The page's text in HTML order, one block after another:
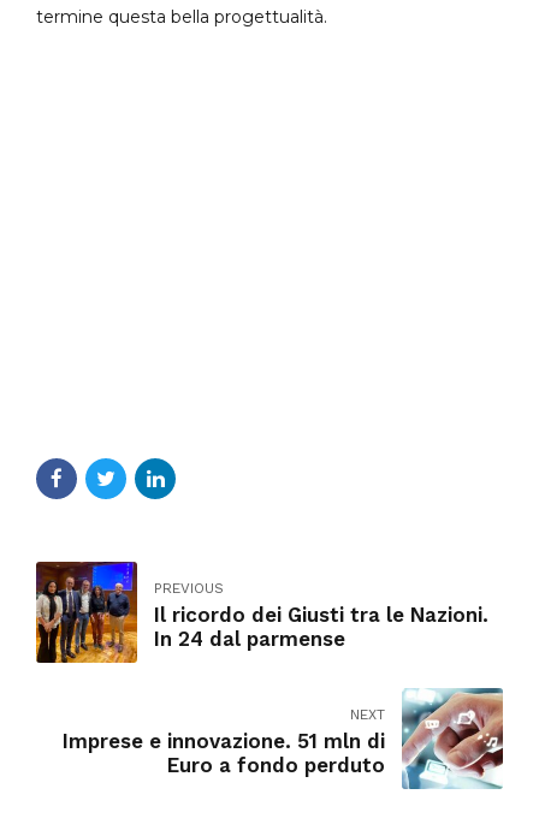
termine questa bella progettualità.
PREVIOUS
Il ricordo dei Giusti tra le Nazioni.
In 24 dal parmense
NEXT
Imprese e innovazione. 51 mln di
Euro a fondo perduto